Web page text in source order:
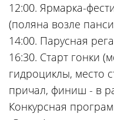
12:00. Ярмарка-
(поляна возле
14:00. Парусная
16:30. Старт гонки
гидроциклы, место
причал, финиш - в
Конкурсная